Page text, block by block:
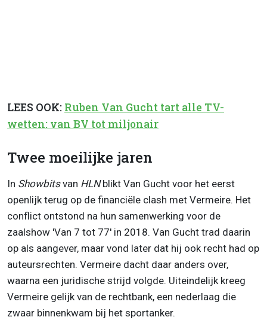
LEES OOK: Ruben Van Gucht tart alle TV-
wetten: van BV tot miljonair
Twee moeilijke jaren
In Showbitsvan HLNblikt Van Gucht voor het eerst
openlijk terug op de financiële clash met Vermeire. Het
conflict ontstond na hun samenwerking voor de
zaalshow 'Van 7 tot 77' in 2018. Van Gucht trad daarin
op als aangever, maar vond later dat hij ook recht had op
auteursrechten. Vermeire dacht daar anders over,
waarna een juridische strijd volgde. Uiteindelijk kreeg
Vermeire gelijk van de rechtbank, een nederlaag die
zwaar binnenkwam bij het sportanker.